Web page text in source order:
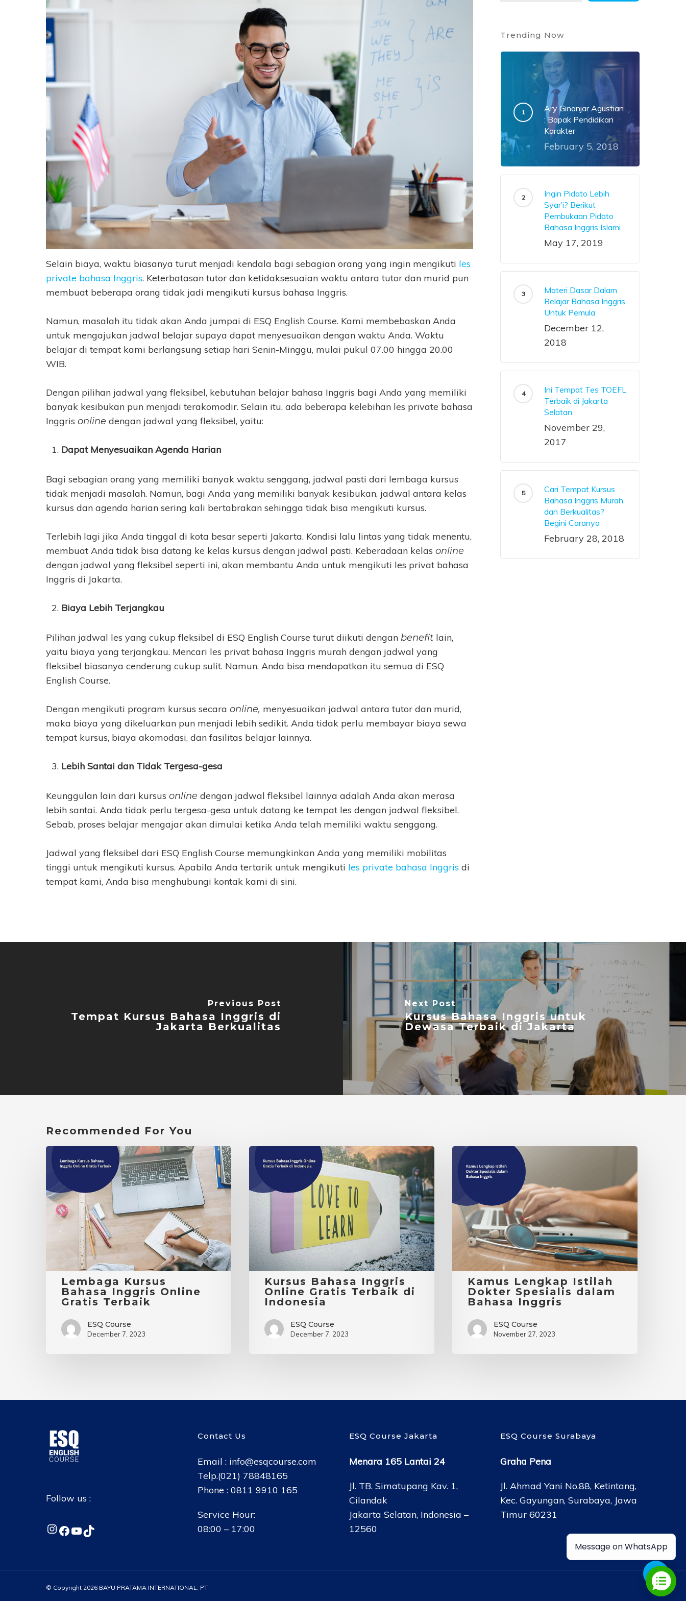
Selain biaya, waktu biasanya turut menjadi kendala bagi sebagian orang yang ingin mengikuti les
private bahasa Inggris. Keterbatasan tutor dan ketidaksesuaian waktu antara tutor dan murid pun
membuat beberapa orang tidak jadi mengikuti kursus bahasa Inggris.
Namun, masalah itu tidak akan Anda jumpai di ESQ English Course. Kami membebaskan Anda
untuk mengajukan jadwal belajar supaya dapat menyesuaikan dengan waktu Anda. Waktu
belajar di tempat kami berlangsung setiap hari Senin-Minggu, mulai pukul 07.00 hingga 20.00
WIB.
Dengan pilihan jadwal yang fleksibel, kebutuhan belajar bahasa Inggris bagi Anda yang memiliki
banyak kesibukan pun menjadi terakomodir. Selain itu, ada beberapa kelebihan les private bahasa
Inggris online dengan jadwal yang fleksibel, yaitu:
Dapat Menyesuaikan Agenda Harian
Bagi sebagian orang yang memiliki banyak waktu senggang, jadwal pasti dari lembaga kursus
tidak menjadi masalah. Namun, bagi Anda yang memiliki banyak kesibukan, jadwal antara kelas
kursus dan agenda harian sering kali bertabrakan sehingga tidak bisa mengikuti kursus.
Terlebih lagi jika Anda tinggal di kota besar seperti Jakarta. Kondisi lalu lintas yang tidak menentu,
membuat Anda tidak bisa datang ke kelas kursus dengan jadwal pasti. Keberadaan kelas online
dengan jadwal yang fleksibel seperti ini, akan membantu Anda untuk mengikuti les privat bahasa
Inggris di Jakarta.
Biaya Lebih Terjangkau
Pilihan jadwal les yang cukup fleksibel di ESQ English Course turut diikuti dengan benefit lain,
yaitu biaya yang terjangkau. Mencari les privat bahasa Inggris murah dengan jadwal yang
fleksibel biasanya cenderung cukup sulit. Namun, Anda bisa mendapatkan itu semua di ESQ
English Course.
Dengan mengikuti program kursus secara online, menyesuaikan jadwal antara tutor dan murid,
maka biaya yang dikeluarkan pun menjadi lebih sedikit. Anda tidak perlu membayar biaya sewa
tempat kursus, biaya akomodasi, dan fasilitas belajar lainnya.
Lebih Santai dan Tidak Tergesa-gesa
Keunggulan lain dari kursus online dengan jadwal fleksibel lainnya adalah Anda akan merasa
lebih santai. Anda tidak perlu tergesa-gesa untuk datang ke tempat les dengan jadwal fleksibel.
Sebab, proses belajar mengajar akan dimulai ketika Anda telah memiliki waktu senggang.
Jadwal yang fleksibel dari ESQ English Course memungkinkan Anda yang memiliki mobilitas
tinggi untuk mengikuti kursus. Apabila Anda tertarik untuk mengikuti les private bahasa Inggris di
tempat kami, Anda bisa menghubungi kontak kami di sini.
Trending Now
Ary Ginanjar Agustian
: Bapak Pendidikan
Karakter
February 5, 2018
Ingin Pidato Lebih
Syar’i? Berikut
Pembukaan Pidato
Bahasa Inggris Islami
May 17, 2019
Materi Dasar Dalam
Belajar Bahasa Inggris
Untuk Pemula
December 12,
2018
Ini Tempat Tes TOEFL
Terbaik di Jakarta
Selatan
November 29,
2017
Cari Tempat Kursus
Bahasa Inggris Murah
dan Berkualitas?
Begini Caranya
February 28, 2018
Previous Post
Tempat Kursus Bahasa Inggris di
Jakarta Berkualitas
Next Post
Kursus Bahasa Inggris untuk
Dewasa Terbaik di Jakarta
Recommended For You
Lembaga
Kursus
Bahasa
Inggris
Online
Gratis
Lembaga Kursus
Bahasa Inggris Online
Gratis Terbaik
ESQ Course
December 7, 2023
Kursus
Bahasa
Inggris
Online
Terbaik
di
Indonesia
Kursus Bahasa Inggris
Online Gratis Terbaik di
Indonesia
ESQ Course
December 7, 2023
Kamus
Lengkap
Istilah
Dokter
Spesialis
dalam
Bahasa
Inggris
Kamus Lengkap Istilah
Dokter Spesialis dalam
Bahasa Inggris
ESQ Course
November 27, 2023
Share
Follow us :
Instagram
Facebook
YouTube
TikTok
Contact Us
Email : info@esqcourse.com
Telp.(021) 78848165
Phone : 0811 9910 165
Service Hour:
08:00 – 17:00
ESQ Course Jakarta
Menara 165 Lantai 24
Jl. TB. Simatupang Kav. 1,
Cilandak
Jakarta Selatan, Indonesia –
12560
ESQ Course Surabaya
Graha Pena
Jl. Ahmad Yani No.88, Ketintang,
Kec. Gayungan, Surabaya, Jawa
Timur 60231
© Copyright 2026 BAYU PRATAMA INTERNATIONAL, PT
Message on WhatsApp